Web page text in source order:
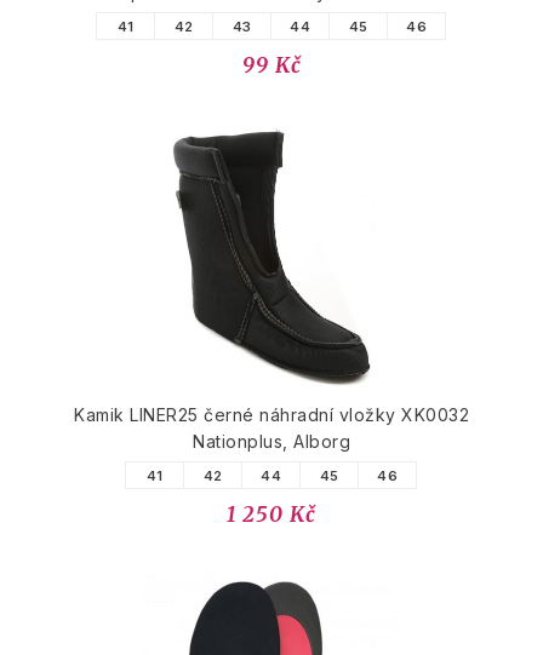
41 42 43 44 45 46
99 Kč
Kamik LINER25 černé náhradní vložky XK0032
Nationplus, Alborg
41 42 44 45 46
1 250 Kč